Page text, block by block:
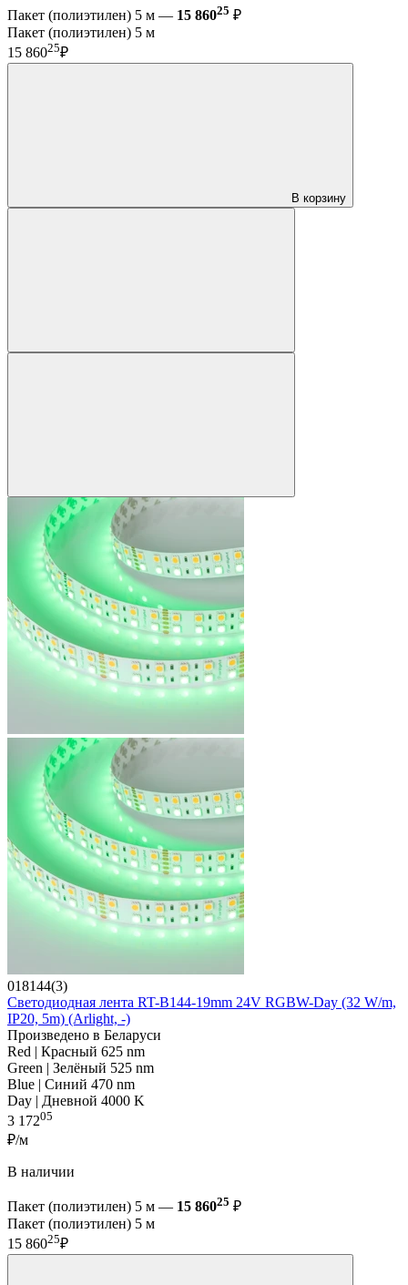
Пакет (полиэтилен) 5 м — 15 86025 ₽
Пакет (полиэтилен) 5 м
15 86025₽
В корзину
018144(3)
Светодиодная лента RT-B144-19mm 24V RGBW-Day (32 W/m,
IP20, 5m) (Arlight, -)
Произведено в Беларуси
Red | Красный 625 nm
Green | Зелёный 525 nm
Blue | Синий 470 nm
Day | Дневной 4000 K
3 17205
₽/м
В наличии
Пакет (полиэтилен) 5 м — 15 86025 ₽
Пакет (полиэтилен) 5 м
15 86025₽